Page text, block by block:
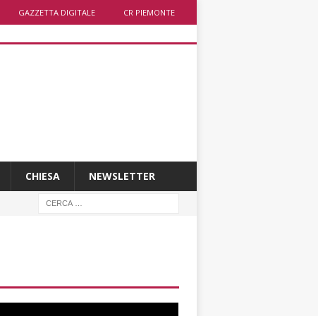
GAZZETTA DIGITALE CR PIEMONTE
CHIESA NEWSLETTER